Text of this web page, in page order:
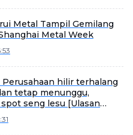
Metal Tampil Gemilang
Metal Week
Perusahaan hilir terhalang
tetap menunggu,
seng lesu [Ulasan